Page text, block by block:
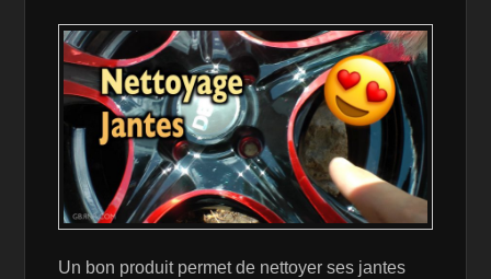
Un bon produit permet de nettoyer ses jantes